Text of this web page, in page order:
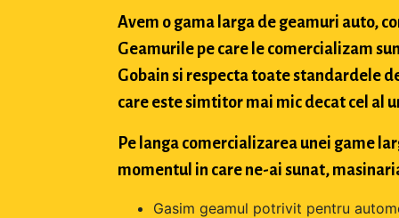
Avem o gama larga de geamuri auto,
Geamurile pe care le comercializam
Gobain si respecta toate standardele
care este simtitor mai mic decat cel al
Pe langa comercializarea unei game
momentul in care ne-ai sunat,
Gasim geamul potrivit pentru